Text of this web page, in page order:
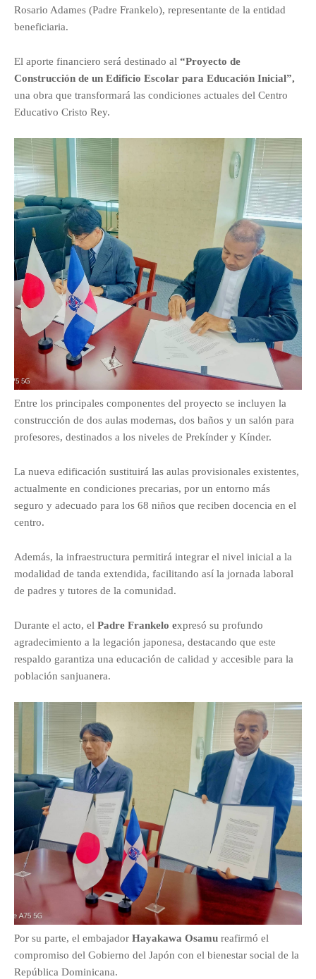
Rosario Adames (Padre Frankelo), representante de la entidad
beneficiaria.
El aporte financiero será destinado al “Proyecto de
Construcción de un Edificio Escolar para Educación Inicial”,
una obra que transformará las condiciones actuales del Centro
Educativo Cristo Rey.
Entre los principales componentes del proyecto se incluyen la
construcción de dos aulas modernas, dos baños y un salón para
profesores, destinados a los niveles de Prekínder y Kínder.
La nueva edificación sustituirá las aulas provisionales existentes,
actualmente en condiciones precarias, por un entorno más
seguro y adecuado para los 68 niños que reciben docencia en el
centro.
Además, la infraestructura permitirá integrar el nivel inicial a la
modalidad de tanda extendida, facilitando así la jornada laboral
de padres y tutores de la comunidad.
Durante el acto, el Padre Frankelo expresó su profundo
agradecimiento a la legación japonesa, destacando que este
respaldo garantiza una educación de calidad y accesible para la
población sanjuanera.
Por su parte, el embajador Hayakawa Osamu reafirmó el
compromiso del Gobierno del Japón con el bienestar social de la
República Dominicana.